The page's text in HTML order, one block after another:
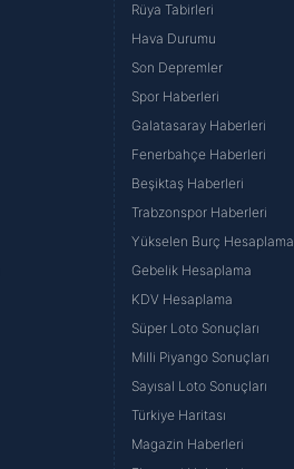
Rüya Tabirleri
Hava Durumu
Son Depremler
Spor Haberleri
Galatasaray Haberleri
Fenerbahçe Haberleri
Beşiktaş Haberleri
Trabzonspor Haberleri
Yükselen Burç Hesaplama
Gebelik Hesaplama
KDV Hesaplama
Süper Loto Sonuçları
Milli Piyango Sonuçları
Sayısal Loto Sonuçları
Türkiye Haritası
Magazin Haberleri